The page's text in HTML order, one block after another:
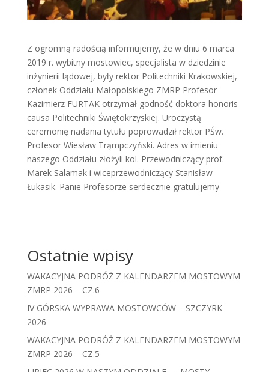
Z ogromną radością informujemy, że w dniu 6 marca
2019 r. wybitny mostowiec, specjalista w dziedzinie
inżynierii lądowej, były rektor Politechniki Krakowskiej,
członek Oddziału Małopolskiego ZMRP Profesor
Kazimierz FURTAK otrzymał godność doktora honoris
causa Politechniki Świętokrzyskiej. Uroczystą
ceremonię nadania tytułu poprowadził rektor PŚw.
Profesor Wiesław Trąmpczyński. Adres w imieniu
naszego Oddziału złożyli kol. Przewodniczący prof.
Marek Salamak i wiceprzewodniczący Stanisław
Łukasik. Panie Profesorze serdecznie gratulujemy
Ostatnie wpisy
WAKACYJNA PODRÓŻ Z KALENDARZEM MOSTOWYM
ZMRP 2026 – CZ.6
IV GÓRSKA WYPRAWA MOSTOWCÓW – SZCZYRK
2026
WAKACYJNA PODRÓŻ Z KALENDARZEM MOSTOWYM
ZMRP 2026 – CZ.5